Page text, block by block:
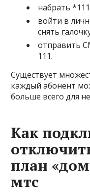
набрать
войти в
снять
отправить
111.
Существует
каждый абонент
больше всего для
Как
план
мтс